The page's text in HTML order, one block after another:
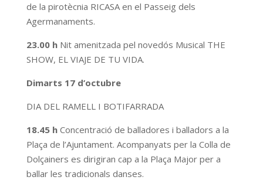
de la pirotècnia RICASA en el Passeig dels
Agermanaments.
23.00 h Nit amenitzada pel novedós Musical THE
SHOW, EL VIAJE DE TU VIDA.
Dimarts 17 d’octubre
DIA DEL RAMELL I BOTIFARRADA
18.45 h Concentració de balladores i balladors a la
Plaça de l’Ajuntament. Acompanyats per la Colla de
Dolçainers es dirigiran cap a la Plaça Major per a
ballar les tradicionals danses.